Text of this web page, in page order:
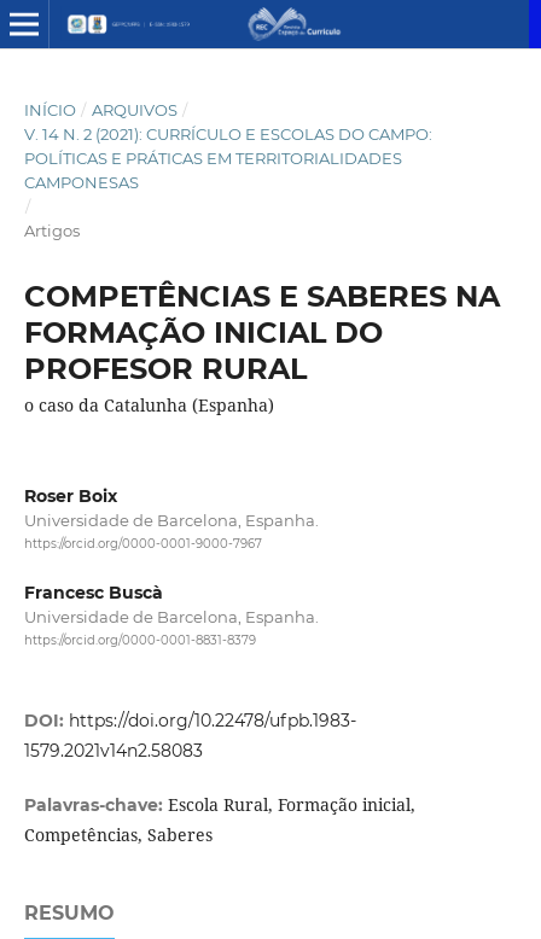
INÍCIO / ARQUIVOS /
V. 14 N. 2 (2021): CURRÍCULO E ESCOLAS DO CAMPO:
POLÍTICAS E PRÁTICAS EM TERRITORIALIDADES
CAMPONESAS
/
Artigos
COMPETÊNCIAS E SABERES NA
FORMAÇÃO INICIAL DO
PROFESOR RURAL
o caso da Catalunha (Espanha)
Roser Boix
Universidade de Barcelona, Espanha.
https://orcid.org/0000-0001-9000-7967
Francesc Buscà
Universidade de Barcelona, Espanha.
https://orcid.org/0000-0001-8831-8379
DOI: https://doi.org/10.22478/ufpb.1983-
1579.2021v14n2.58083
Palavras-chave: Escola Rural, Formação inicial,
Competências, Saberes
RESUMO